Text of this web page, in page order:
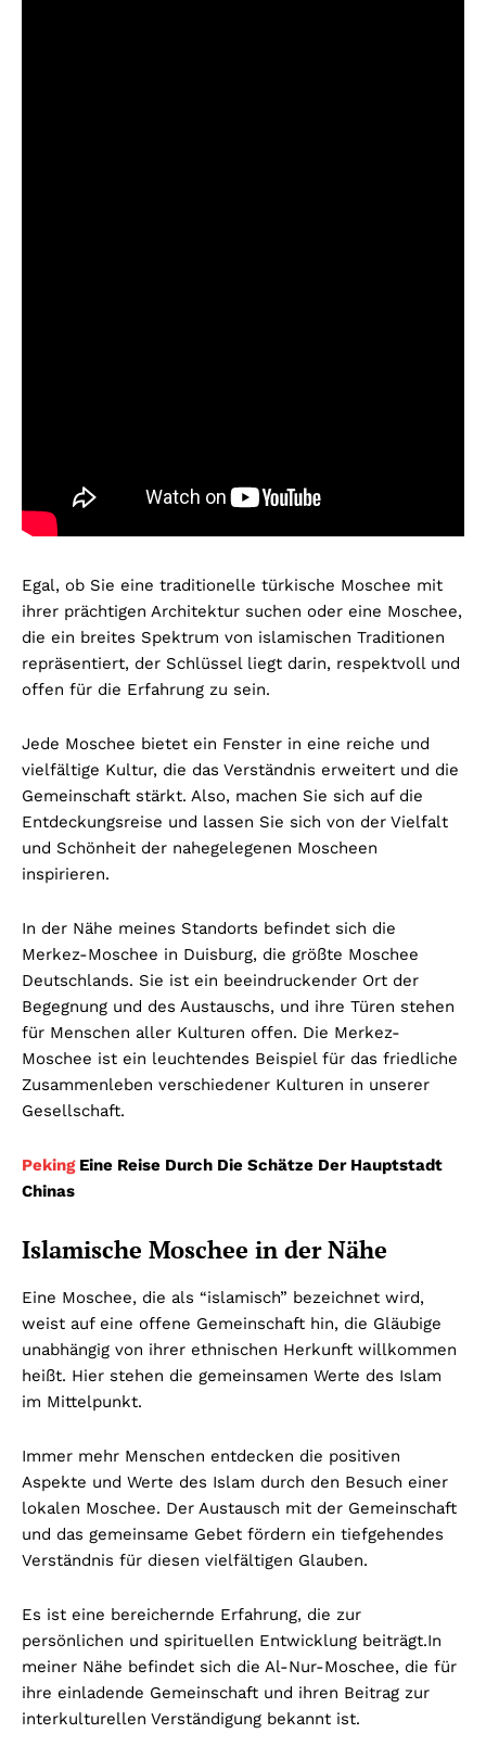
Egal, ob Sie eine traditionelle türkische Moschee mit
ihrer prächtigen Architektur suchen oder eine Moschee,
die ein breites Spektrum von islamischen Traditionen
repräsentiert, der Schlüssel liegt darin, respektvoll und
offen für die Erfahrung zu sein.
Jede Moschee bietet ein Fenster in eine reiche und
vielfältige Kultur, die das Verständnis erweitert und die
Gemeinschaft stärkt. Also, machen Sie sich auf die
Entdeckungsreise und lassen Sie sich von der Vielfalt
und Schönheit der nahegelegenen Moscheen
inspirieren.
In der Nähe meines Standorts befindet sich die
Merkez-Moschee in Duisburg, die größte Moschee
Deutschlands. Sie ist ein beeindruckender Ort der
Begegnung und des Austauschs, und ihre Türen stehen
für Menschen aller Kulturen offen. Die Merkez-
Moschee ist ein leuchtendes Beispiel für das friedliche
Zusammenleben verschiedener Kulturen in unserer
Gesellschaft.
Peking Eine Reise Durch Die Schätze Der Hauptstadt
Chinas
Islamische Moschee in der Nähe
Eine Moschee, die als “islamisch” bezeichnet wird,
weist auf eine offene Gemeinschaft hin, die Gläubige
unabhängig von ihrer ethnischen Herkunft willkommen
heißt. Hier stehen die gemeinsamen Werte des Islam
im Mittelpunkt.
Immer mehr Menschen entdecken die positiven
Aspekte und Werte des Islam durch den Besuch einer
lokalen Moschee. Der Austausch mit der Gemeinschaft
und das gemeinsame Gebet fördern ein tiefgehendes
Verständnis für diesen vielfältigen Glauben.
Es ist eine bereichernde Erfahrung, die zur
persönlichen und spirituellen Entwicklung beiträgt.In
meiner Nähe befindet sich die Al-Nur-Moschee, die für
ihre einladende Gemeinschaft und ihren Beitrag zur
interkulturellen Verständigung bekannt ist.